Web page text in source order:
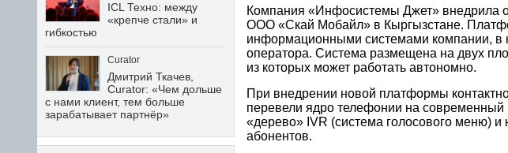
Компания «Инфосистемы Джет» внедрила
ООО «Скай Мобайл» в Кыргызстане.
информационными системами компании, в
оператора. Система размещена на двух
из которых может работать автономно.
При внедрении новой платформы
перевели ядро телефонии на
«дерево» IVR (система голосового меню)
абонентов.
ICL Техно: между
«крепче стали» и
гибкостью
Curator
Дмитрий Ткачев,
Curator: «Чем дольше
с нами клиент, тем больше
зарабатывает партнёр»